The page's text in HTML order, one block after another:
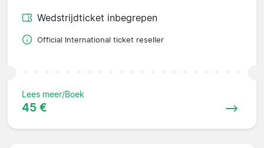
Wedstrijdticket inbegrepen
Official International ticket reseller
Lees meer/Boek
45 €